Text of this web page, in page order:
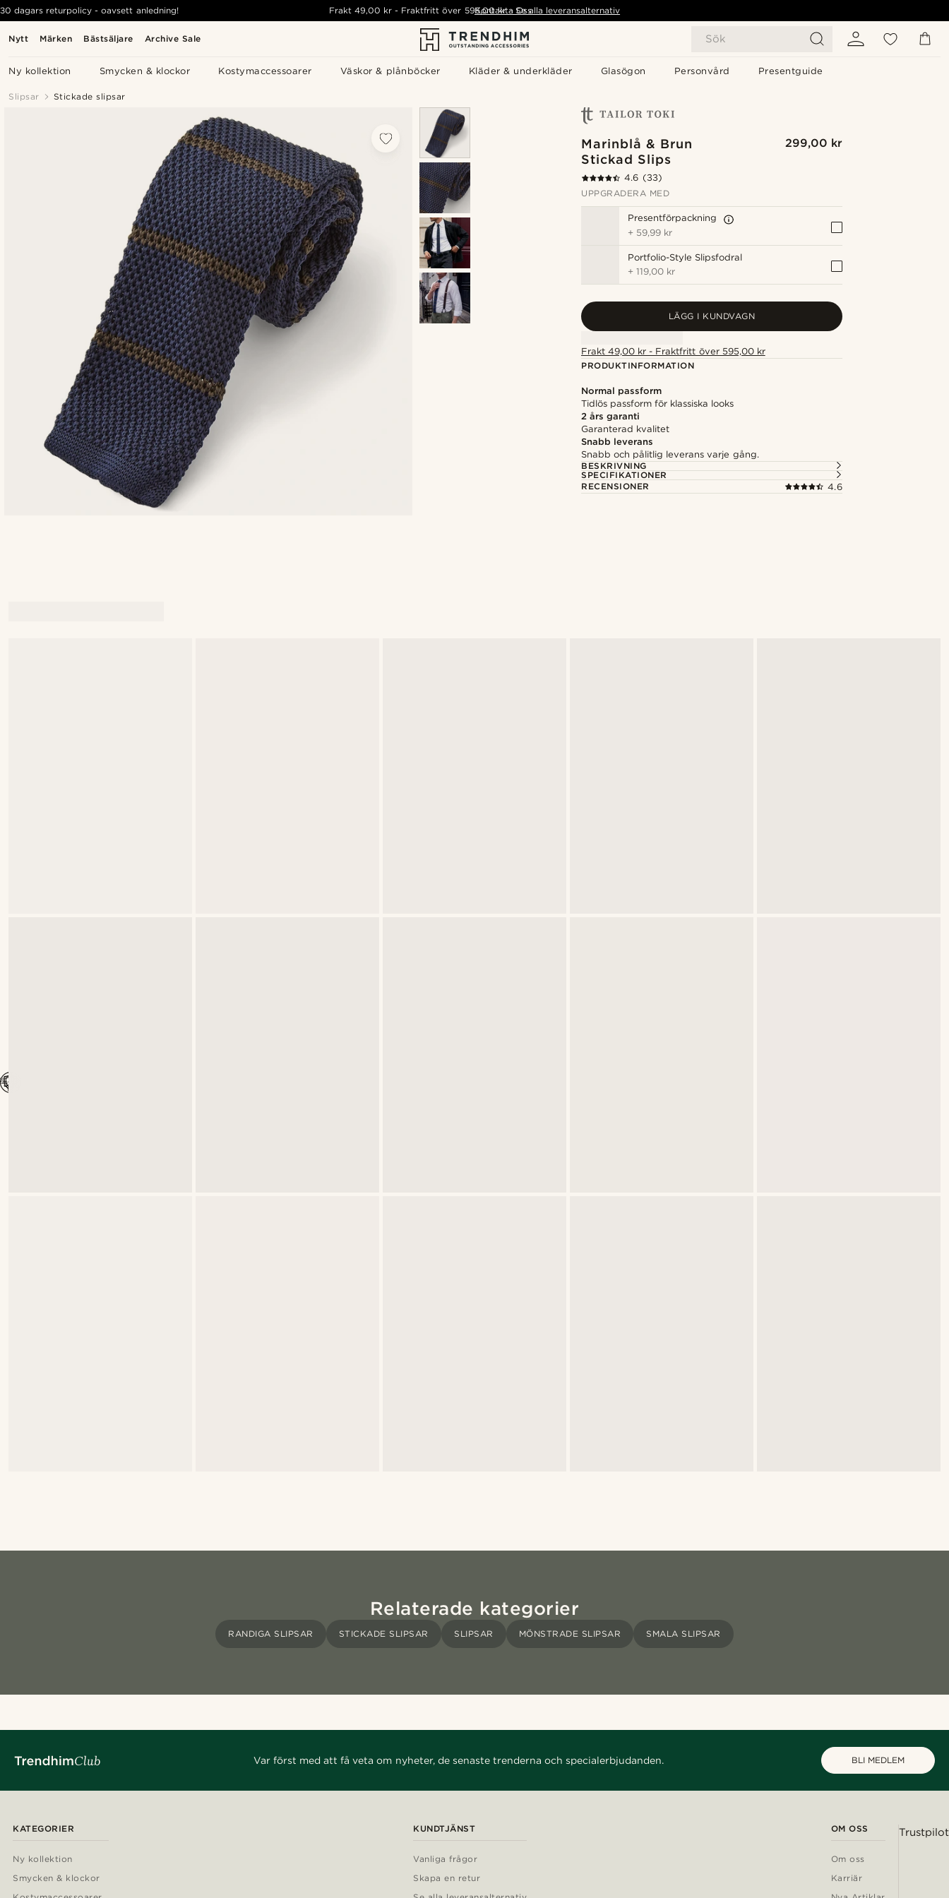
Nytt Märken Bästsäljare Archive Sale Sök
Ny kollektion Smycken & klockor Kostymaccessoarer Väskor & plånböcker Kläder & underkläder Glasögon Personvård Presentguide
30 dagars returpolicy - oavsett anledning! Frakt49,00 kr - Fraktfritt över 595,00 kr - Se alla leveransalternativ
Kontakta Oss
Slipsar Stickade slipsar
Marinblå & Brun
Stickad Slips
299,00 kr
4.6 (33)
UPPGRADERA MED
Presentförpackning
+ 59,99 kr
Portfolio-Style Slipsfodral
+119,00 kr
LÄGG I KUNDVAGN
Frakt 49,00 kr - Fraktfritt över 595,00 kr
PRODUKTINFORMATION
Normal passform
Tidlös passform för klassiska looks
2 års garanti
Garanterad kvalitet
Snabb leverans
Snabb och pålitlig leverans varje gång.
BESKRIVNING
SPECIFIKATIONER
RECENSIONER
4.6
Relaterade kategorier
RANDIGA SLIPSAR STICKADE SLIPSAR SLIPSAR MÖNSTRADE SLIPSAR SMALA SLIPSAR
Var först med att få veta om nyheter, de senaste trenderna och specialerbjudanden. BLI MEDLEM
KATEGORIER
Ny kollektion
Smycken & klockor
KUNDTJÄNST
Vanliga frågor
Skapa en retur
OM OSS
Om oss
Karriär
Trustpilot